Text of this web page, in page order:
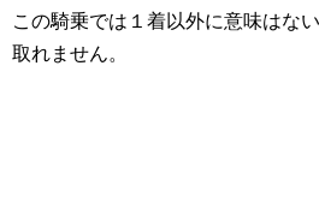
この騎乗では１着以外に意味はな
取れません。